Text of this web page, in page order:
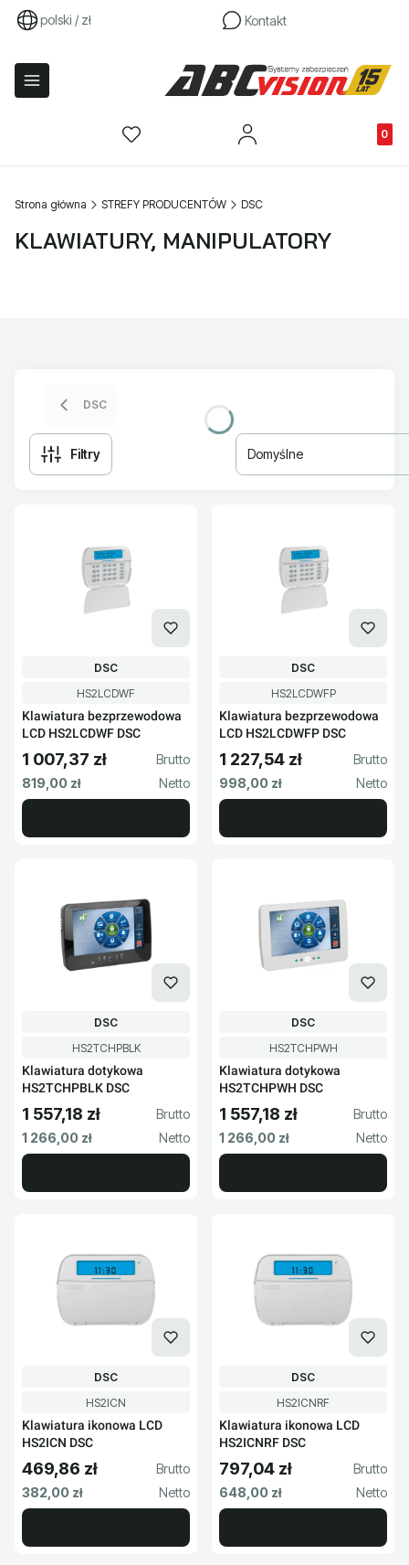
polski / zł Kontakt
Strona główna STREFY PRODUCENTÓW DSC
KLAWIATURY, MANIPULATORY
DSC
Filtry Domyślne
Kod produktu
HS2LCDWF
Klawiatura bezprzewodowa
LCD HS2LCDWF DSC
PRODUCENT
DSC
Cena brutto
1 007,37 zł
Cena netto
819,00 zł
Kod produktu
HS2LCDWFP
Klawiatura bezprzewodowa
LCD HS2LCDWFP DSC
PRODUCENT
DSC
Cena brutto
1 227,54 zł
Cena netto
998,00 zł
Kod produktu
HS2TCHPBLK
Klawiatura dotykowa
HS2TCHPBLK DSC
PRODUCENT
DSC
Cena brutto
1 557,18 zł
Cena netto
1 266,00 zł
Kod produktu
HS2TCHPWH
Klawiatura dotykowa
HS2TCHPWH DSC
PRODUCENT
DSC
Cena brutto
1 557,18 zł
Cena netto
1 266,00 zł
Kod produktu
HS2ICN
Klawiatura ikonowa LCD
HS2ICN DSC
PRODUCENT
DSC
Cena brutto
469,86 zł
Cena netto
382,00 zł
Kod produktu
HS2ICNRF
Klawiatura ikonowa LCD
HS2ICNRF DSC
PRODUCENT
DSC
Cena brutto
797,04 zł
Cena netto
648,00 zł